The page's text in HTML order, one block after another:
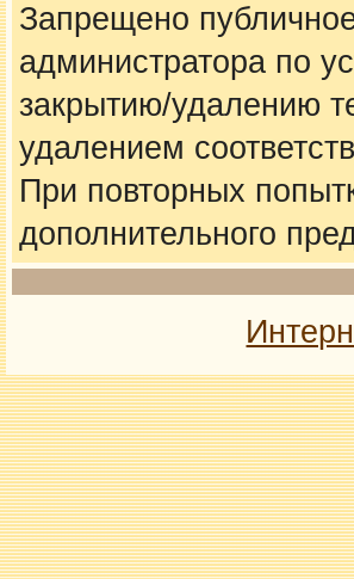
Запрещено
администратора по
закрытию/удалению
удалением
При повторных
дополнительного